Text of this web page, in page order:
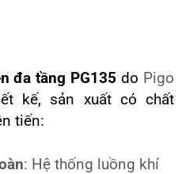
đa tầng PG135 do Pigo
kế, sản xuất có chất
tiến:
: Hệ thống luồng khí